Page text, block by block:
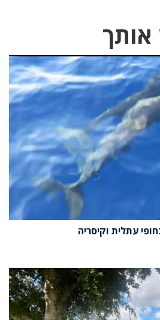
אותך
עתלית וקיסריה